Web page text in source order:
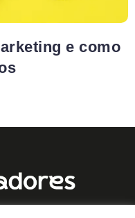
e como